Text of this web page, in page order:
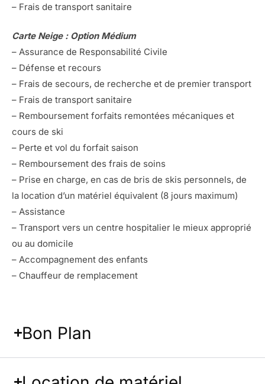
– Frais de transport sanitaire
Carte Neige : Option Médium
– Assurance de Responsabilité Civile
– Défense et recours
– Frais de secours, de recherche et de premier transport
– Frais de transport sanitaire
– Remboursement forfaits remontées mécaniques et
cours de ski
– Perte et vol du forfait saison
– Remboursement des frais de soins
– Prise en charge, en cas de bris de skis personnels, de
la location d’un matériel équivalent (8 jours maximum)
– Assistance
– Transport vers un centre hospitalier le mieux approprié
ou au domicile
– Accompagnement des enfants
– Chauffeur de remplacement
Bon Plan